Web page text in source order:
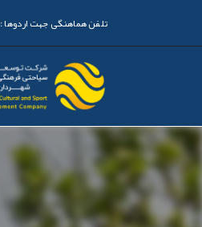
تلفن هماهنگی جهت اردوها :